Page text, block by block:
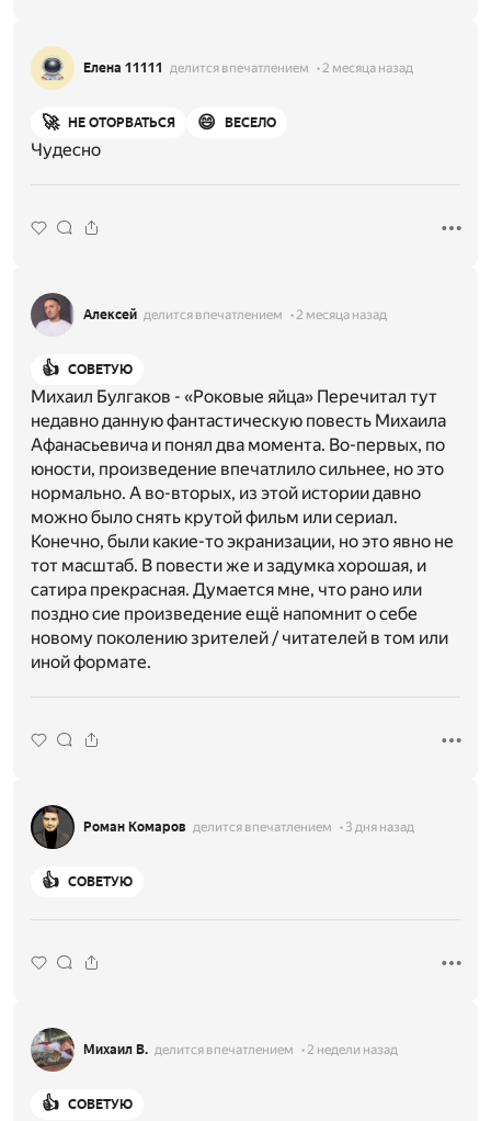
Елена 11111 делится впечатлением 2 месяца назад
🚀 НЕ ОТОРВАТЬСЯ 😄 ВЕСЕЛО
Чудесно
Алексей делится впечатлением 2 месяца назад
👍 СОВЕТУЮ
Михаил Булгаков - «Роковые яйца» Перечитал тут
недавно данную фантастическую повесть Михаила
Афанасьевича и понял два момента. Во-первых, по
юности, произведение впечатлило сильнее, но это
нормально. А во-вторых, из этой истории давно
можно было снять крутой фильм или сериал.
Конечно, были какие-то экранизации, но это явно не
тот масштаб. В повести же и задумка хорошая, и
сатира прекрасная. Думается мне, что рано или
поздно сие произведение ещё напомнит о себе
новому поколению зрителей / читателей в том или
иной формате.
Роман Комаров делится впечатлением 3 дня назад
👍 СОВЕТУЮ
Михаил В. делится впечатлением 2 недели назад
👍 СОВЕТУЮ